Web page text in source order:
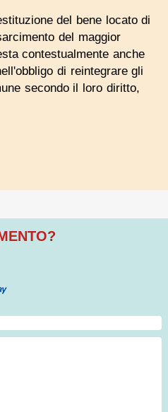
del bene locato di
del maggior
contestualmente anche
di reintegrare gli
secondo il loro diritto,